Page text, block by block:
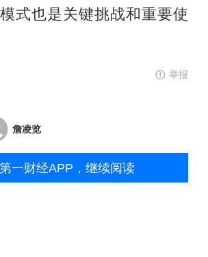
式也是关键挑战和重要使
举报
詹凌览
一财经APP，继续阅读